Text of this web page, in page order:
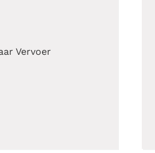
Vervoer